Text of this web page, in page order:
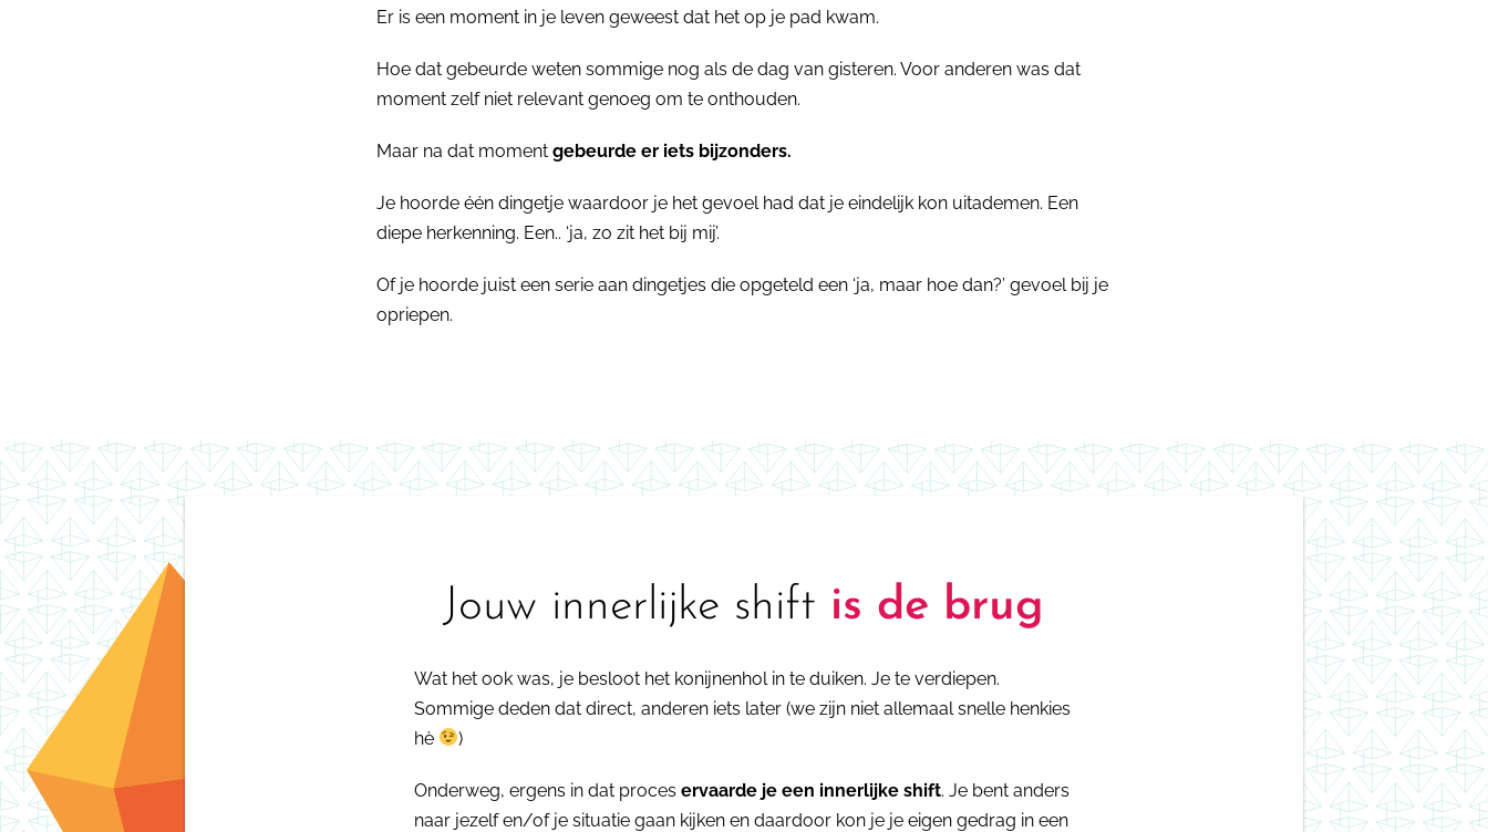
Er is een moment in je leven geweest dat het op je pad kwam.
Hoe dat gebeurde weten sommige nog als de dag van gisteren. Voor anderen was dat
moment zelf niet relevant genoeg om te onthouden.
Maar na dat momentgebeurde er iets bijzonders.
Je hoorde één dingetje waardoor je het gevoel had dat je eindelijk kon uitademen. Een
diepe herkenning. Een.. ‘ja, zo zit het bij mij’.
Of je hoorde juist een serie aan dingetjes die opgeteld een ‘ja, maar hoe dan?’ gevoel bij je
opriepen.
Jouw innerlijke shift is de brug
Wat het ook was, je besloot het konijnenhol in te duiken. Je te verdiepen.
Sommige deden dat direct, anderen iets later (we zijn niet allemaal snelle henkies
hè
)
Onderweg, ergens in dat proces ervaarde je een innerlijke shift. Je bent anders
naar jezelf en/of je situatie gaan kijken en daardoor kon je je eigen gedrag in een